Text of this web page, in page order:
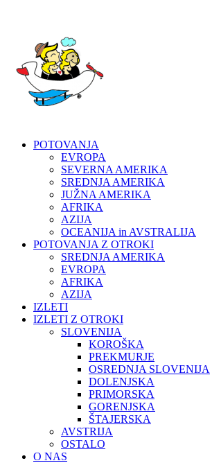
POTOVANJA
EVROPA
SEVERNA AMERIKA
SREDNJA AMERIKA
JUŽNA AMERIKA
AFRIKA
AZIJA
OCEANIJA in AVSTRALIJA
POTOVANJA Z OTROKI
SREDNJA AMERIKA
EVROPA
AFRIKA
AZIJA
IZLETI
IZLETI Z OTROKI
SLOVENIJA
KOROŠKA
PREKMURJE
OSREDNJA SLOVENIJA
DOLENJSKA
PRIMORSKA
GORENJSKA
ŠTAJERSKA
AVSTRIJA
OSTALO
O NAS